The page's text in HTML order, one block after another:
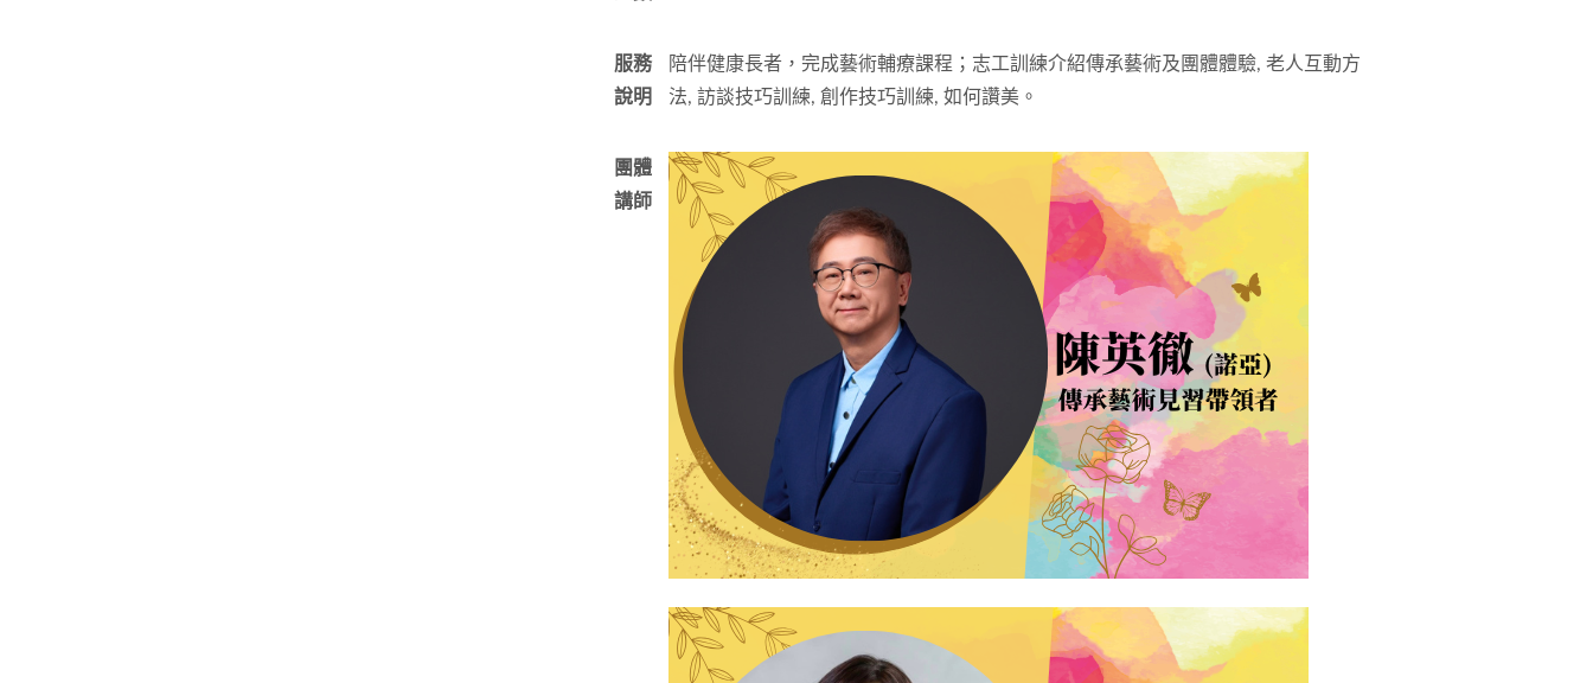
服務
說明
陪伴健康長者，完成藝術輔療課程；志工訓練介紹傳承藝術及團體體驗, 老人互動方
法, 訪談技巧訓練, 創作技巧訓練, 如何讚美。
團體
講師